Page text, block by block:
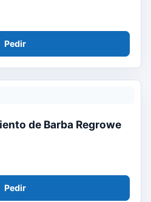
Pedir
de Barba Regrowe
Pedir